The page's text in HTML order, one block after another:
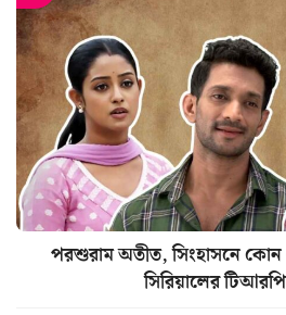
পরশুরাম অতীত, সিংহাসনে কোন
সিরিয়ালের